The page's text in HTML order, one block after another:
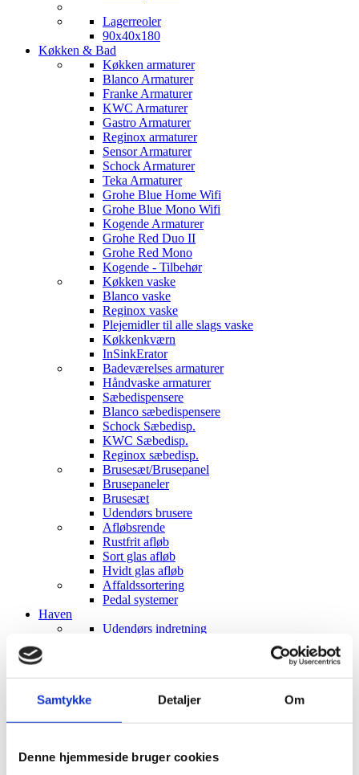
Samtykke Detaljer Om
Denne hjemmeside bruger cookies
Lagerreoler
90x40x180
Køkken & Bad
Køkken armaturer
Blanco Armaturer
Franke Armaturer
KWC Armaturer
Gastro Armaturer
Reginox armaturer
Sensor Armaturer
Schock Armaturer
Teka Armaturer
Grohe Blue Home Wifi
Grohe Blue Mono Wifi
Kogende Armaturer
Grohe Red Duo II
Grohe Red Mono
Kogende - Tilbehør
Køkken vaske
Blanco vaske
Reginox vaske
Plejemidler til alle slags vaske
Køkkenkværn
InSinkErator
Badeværelses armaturer
Håndvaske armaturer
Sæbedispensere
Blanco sæbedispensere
Schock Sæbedisp.
KWC Sæbedisp.
Reginox sæbedisp.
Brusesæt/Brusepanel
Brusepaneler
Brusesæt
Udendørs brusere
Afløbsrende
Rustfrit afløb
Sort glas afløb
Hvidt glas afløb
Affaldssortering
Pedal systemer
Haven
Udendørs indretning
Tilbehør til luksus pavilloner
Hængekøjer